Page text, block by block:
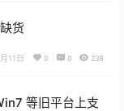
货
11日 0 0 238
等旧平台上支